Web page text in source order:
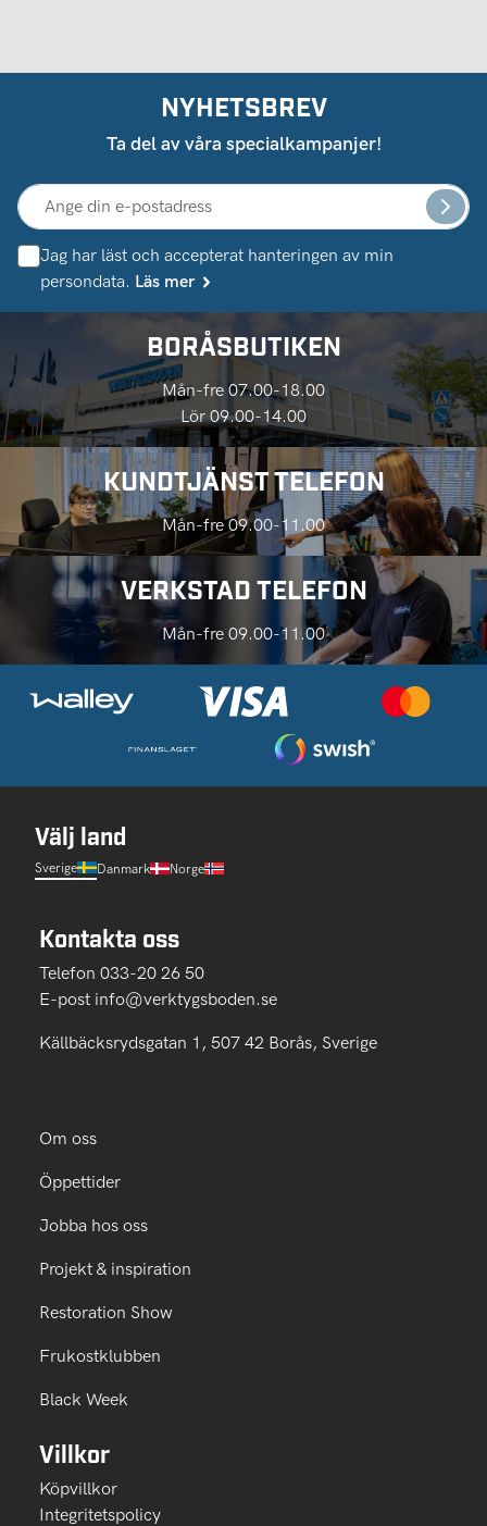
NYHETSBREV
Ta del av våra specialkampanjer!
Jag har läst och accepterat hanteringen av min
persondata. Läs mer
BORÅSBUTIKEN
Mån-fre 07.00-18.00
Lör 09.00-14.00
KUNDTJÄNST TELEFON
Mån-fre 09.00-11.00
VERKSTAD TELEFON
Mån-fre 09.00-11.00
Välj land
Sverige Danmark Norge
Kontakta oss
Telefon 033-20 26 50
E-post info@verktygsboden.se
Källbäcksrydsgatan 1, 507 42 Borås, Sverige
Om oss
Öppettider
Jobba hos oss
Projekt & inspiration
Restoration Show
Frukostklubben
Black Week
Villkor
Köpvillkor
Integritetspolicy